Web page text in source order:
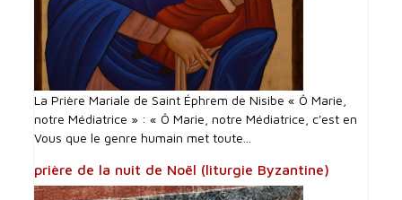
La Prière Mariale de Saint Éphrem de Nisibe « Ô Marie,
notre Médiatrice » : « Ô Marie, notre Médiatrice, c'est en
Vous que le genre humain met toute...
prière de la nuit de Noël (liturgie Byzantine)